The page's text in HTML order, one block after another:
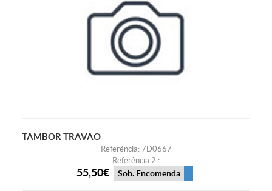
TAMBOR TRAVAO
Referência: 7D0667
Referência 2 :
55,50€ Sob. Encomenda